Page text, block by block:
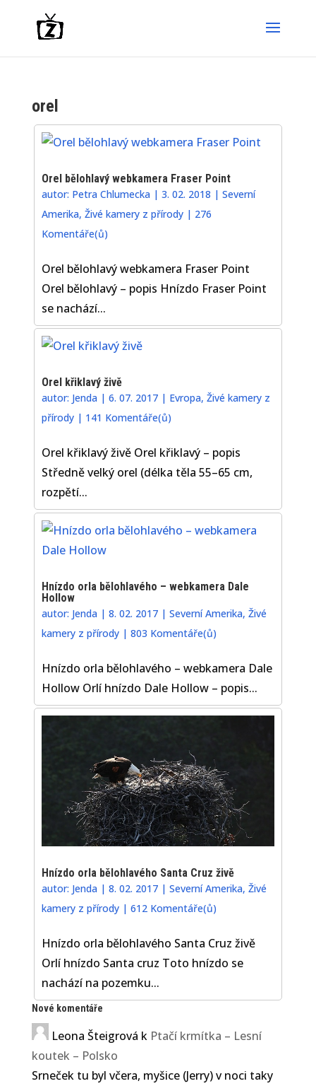
orel
Orel bělohlavý webkamera Fraser Point
autor: Petra Chlumecka |3. 02. 2018 |Severní
Amerika,Živé kamery z přírody | 276
Komentáře(ů)
Orel bělohlavý webkamera Fraser Point
Orel bělohlavý – popis Hnízdo Fraser Point
se nachází...
Orel křiklavý živě
autor: Jenda |6. 07. 2017 | Evropa,Živé kamery z
přírody | 141 Komentáře(ů)
Orel křiklavý živě Orel křiklavý – popis
Středně velký orel (délka těla 55–65 cm,
rozpětí...
Hnízdo orla bělohlavého – webkamera Dale
Hollow
autor: Jenda |8. 02. 2017 |Severní Amerika,Živé
kamery z přírody |803 Komentáře(ů)
Hnízdo orla bělohlavého – webkamera Dale
Hollow Orlí hnízdo Dale Hollow – popis...
Hnízdo orla bělohlavého Santa Cruz živě
autor: Jenda |8. 02. 2017 |Severní Amerika,Živé
kamery z přírody |612 Komentáře(ů)
Hnízdo orla bělohlavého Santa Cruz živě
Orlí hnízdo Santa cruz Toto hnízdo se
nachází na pozemku...
Nové komentáře
Leona Šteigrová k Ptačí krmítka – Lesní
koutek – Polsko
Srneček tu byl včera, myšice (Jerry) v noci taky